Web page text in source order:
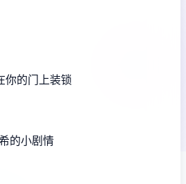
你的门上装锁
的小剧情